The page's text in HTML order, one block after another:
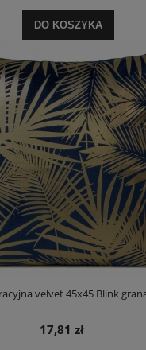
DO KOSZYKA
velvet 45x45 Blink
17,81 zł